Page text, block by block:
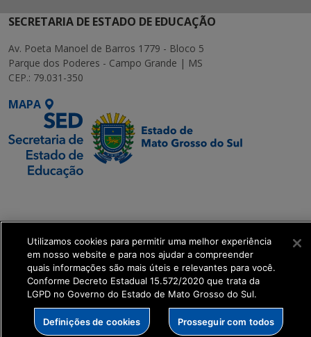
SECRETARIA DE ESTADO DE EDUCAÇÃO
Av. Poeta Manoel de Barros 1779 - Bloco 5
Parque dos Poderes - Campo Grande | MS
CEP.: 79.031-350
MAPA
get_footer();
Utilizamos cookies para permitir uma melhor experiência
em nosso website e para nos ajudar a compreender
quais informações são mais úteis e relevantes para você.
Conforme Decreto Estadual 15.572/2020 que trata da
LGPD no Governo do Estado de Mato Grosso do Sul.
Definições de cookies Prosseguir com todos